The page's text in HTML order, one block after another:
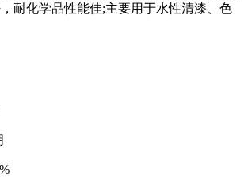
耐化学品性能佳;主要用于水性清漆、色